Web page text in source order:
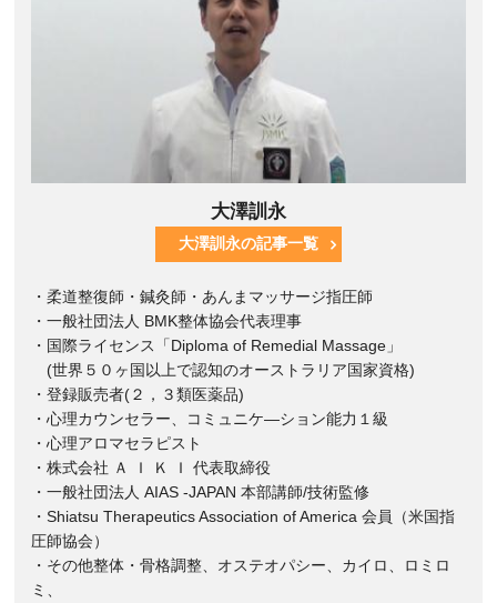
大澤訓永
大澤訓永の記事一覧
・柔道整復師・鍼灸師・あんまマッサージ指圧師
・一般社団法人 BMK整体協会代表理事
・国際ライセンス「Diploma of Remedial Massage」
(世界５０ヶ国以上で認知のオーストラリア国家資格)
・登録販売者(２，３類医薬品)
・心理カウンセラー、コミュニケ―ション能力１級
・心理アロマセラピスト
・株式会社 Ａ Ｉ Ｋ Ｉ 代表取締役
・一般社団法人 AIAS -JAPAN 本部講師/技術監修
・Shiatsu Therapeutics Association of America 会員（米国指
圧師協会）
・その他整体・骨格調整、オステオパシー、カイロ、ロミロ
ミ、